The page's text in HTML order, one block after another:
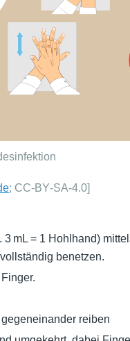
; CC‑BY‑SA‑4.0]
mL = 1 Hohlhand)
benetzen.
reiben